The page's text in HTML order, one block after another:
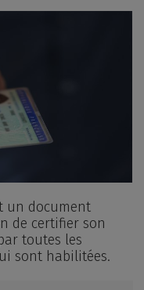
un document
de certifier son
toutes les
sont habilitées.